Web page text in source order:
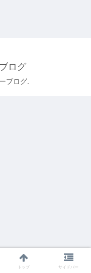
ログ
ブログ.
トップ サイドバー